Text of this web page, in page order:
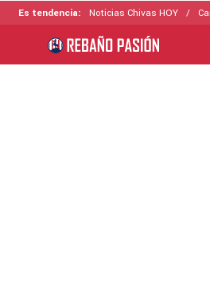
Es tendencia: Noticias Chivas HOY